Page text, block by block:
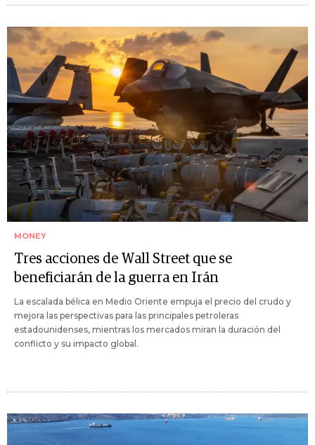
MONEY
Tres acciones de Wall Street que se
beneficiarán de la guerra en Irán
La escalada bélica en Medio Oriente empuja el precio del crudo y
mejora las perspectivas para las principales petroleras
estadounidenses, mientras los mercados miran la duración del
conflicto y su impacto global.